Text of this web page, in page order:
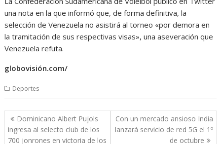
una nota en la que informó que, de forma definitiva, la
selección de Venezuela no asistirá al torneo «por demora en
la tramitación de sus respectivas visas», una aseveración que
Venezuela refuta.
globovisión.com/
Deportes
Navegación
de
Dominicano Albert Pujols
ingresa al selecto club de los
700 jonrones en victoria de los
Con un mercado ansioso India
lanzará servicio de red 5G el 1º
de octubre